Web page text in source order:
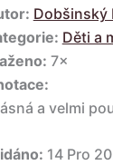
Dobšinský
Děti a
7×
a velmi
14 Pro